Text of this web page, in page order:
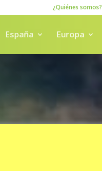
¿Quiénes somos?
España Europa